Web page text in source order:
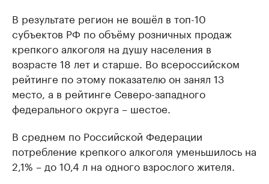
В результате регион не вошёл в топ-10
субъектов РФ по объёму розничных продаж
крепкого алкоголя на душу населения в
возрасте 18 лет и старше. Во всероссийском
рейтинге по этому показателю он занял 13
место, а в рейтинге Северо-западного
федерального округа – шестое.
В среднем по Российской Федерации
потребление крепкого алкоголя уменьшилось на
2,1% – до 10,4 л на одного взрослого жителя.